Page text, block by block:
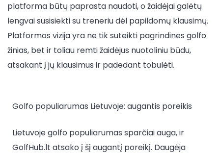
platforma būtų paprasta naudoti, o žaidėjai galėtų
lengvai susisiekti su treneriu dėl papildomų klausimų.
Platformos vizija yra ne tik suteikti pagrindines golfo
žinias, bet ir toliau remti žaidėjus nuotoliniu būdu,
atsakant į jų klausimus ir padedant tobulėti.
Golfo populiarumas Lietuvoje: augantis poreikis
Lietuvoje golfo populiarumas sparčiai auga, ir
GolfHub.lt atsako į šį augantį poreikį. Daugėja